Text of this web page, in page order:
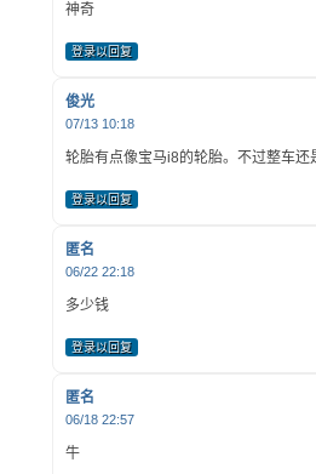
神奇
登录以回复
俊光
07/13 10:18
轮胎有点像宝马i8的轮胎。不过整车还
登录以回复
匿名
06/22 22:18
多少钱
登录以回复
匿名
06/18 22:57
牛